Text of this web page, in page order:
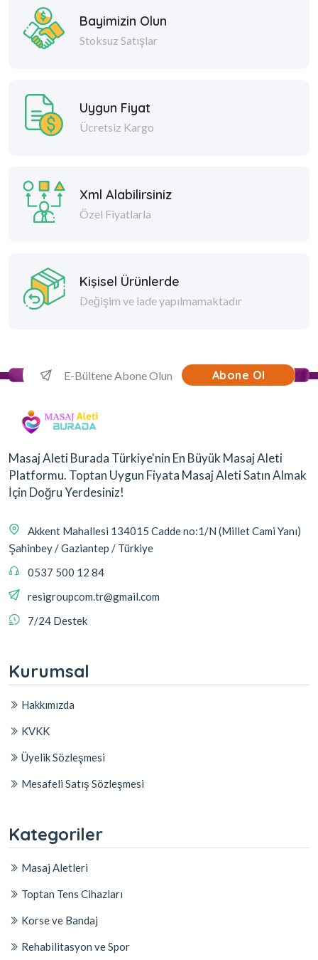
Bayimizin Olun
Stoksuz Satışlar
Uygun Fiyat
Ücretsiz Kargo
Xml Alabilirsiniz
Özel Fiyatlarla
Kişisel Ürünlerde
Değişim ve iade yapılmamaktadır
Abone Ol
Masaj Aleti Burada Türkiye'nin En Büyük Masaj Aleti
Platformu. Toptan Uygun Fiyata Masaj Aleti Satın Almak
İçin Doğru Yerdesiniz!
Akkent Mahallesi 134015 Cadde no:1/N (Millet Cami Yanı)
Şahinbey / Gaziantep / Türkiye
0537 500 12 84
resigroupcom.tr@gmail.com
7/24 Destek
Kurumsal
Hakkımızda
KVKK
Üyelik Sözleşmesi
Mesafeli Satış Sözleşmesi
Kategoriler
Masaj Aletleri
Toptan Tens Cihazları
Korse ve Bandaj
Rehabilitasyon ve Spor